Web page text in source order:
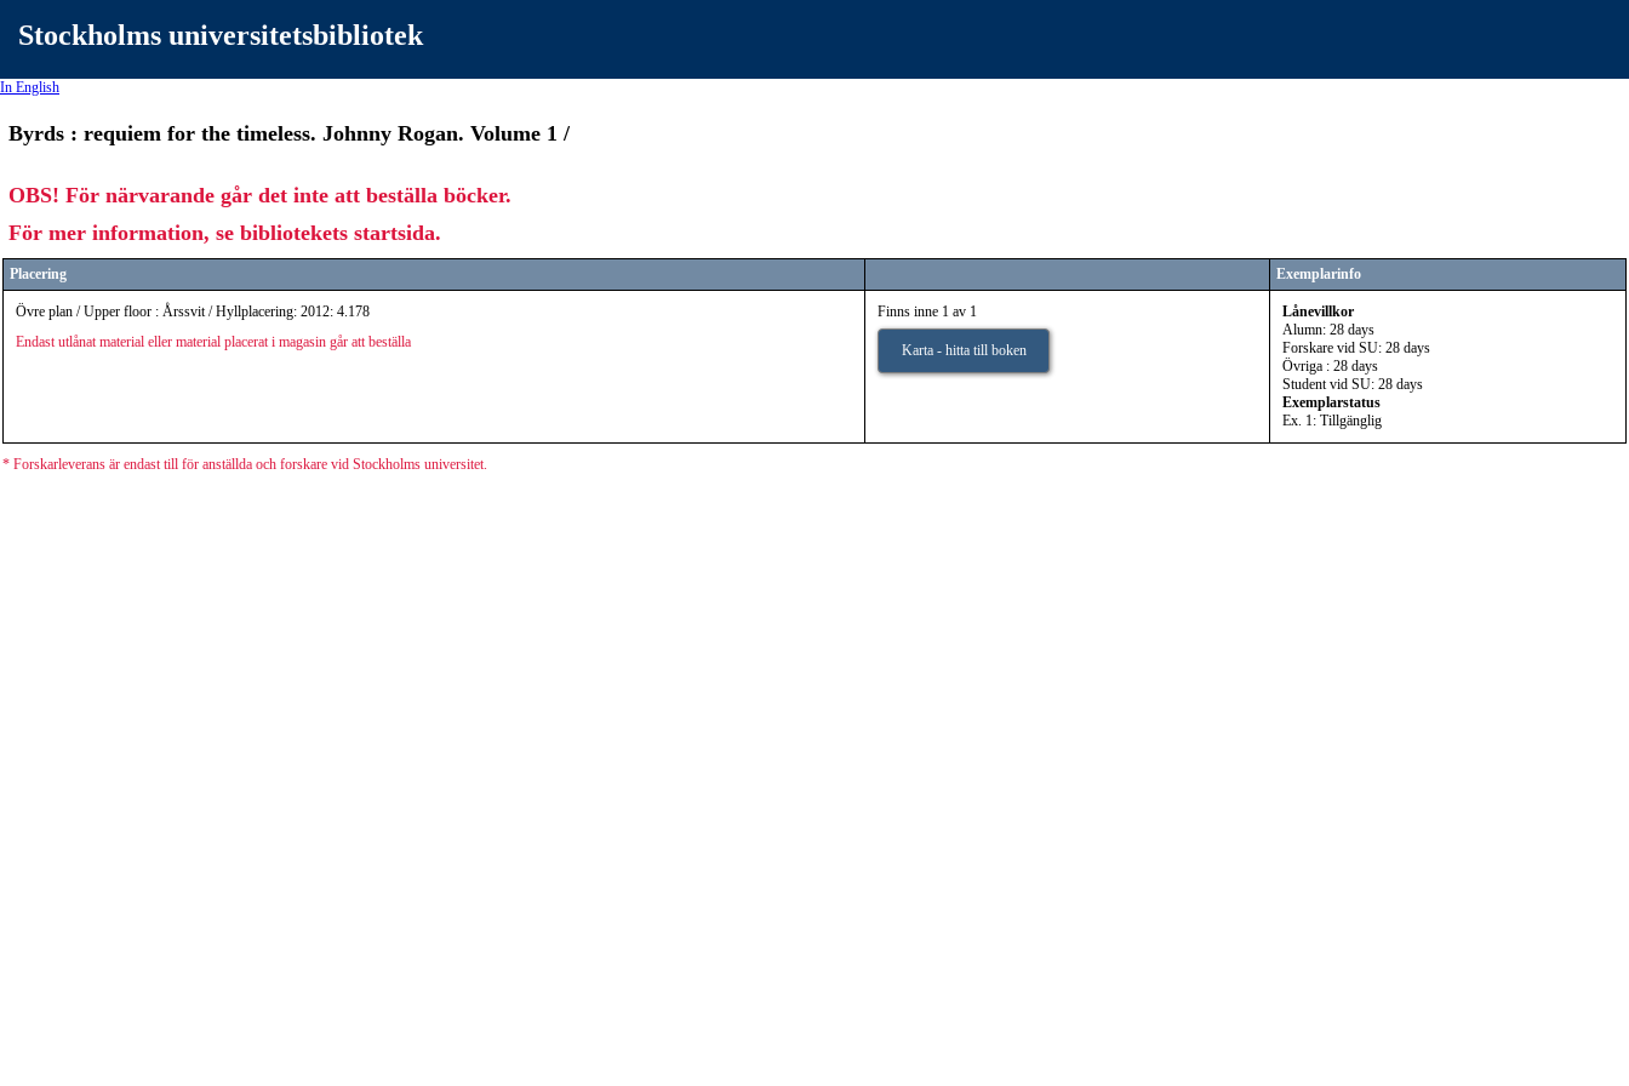
Stockholms universitetsbibliotek
In English
Byrds : requiem for the timeless. Johnny Rogan. Volume 1 /
OBS! För närvarande går det inte att beställa böcker.
För mer information, se bibliotekets startsida.
Placering Exemplarinfo
Övre plan / Upper floor : Årssvit / Hyllplacering: 2012: 4.178
Endast utlånat material eller material placerat i magasin går att beställa
Finns inne 1 av 1
Karta - hitta till boken
Lånevillkor
Alumn: 28 days
Forskare vid SU: 28 days
Övriga : 28 days
Student vid SU: 28 days
Exemplarstatus
Ex. 1: Tillgänglig
* Forskarleverans är endast till för anställda och forskare vid Stockholms universitet.